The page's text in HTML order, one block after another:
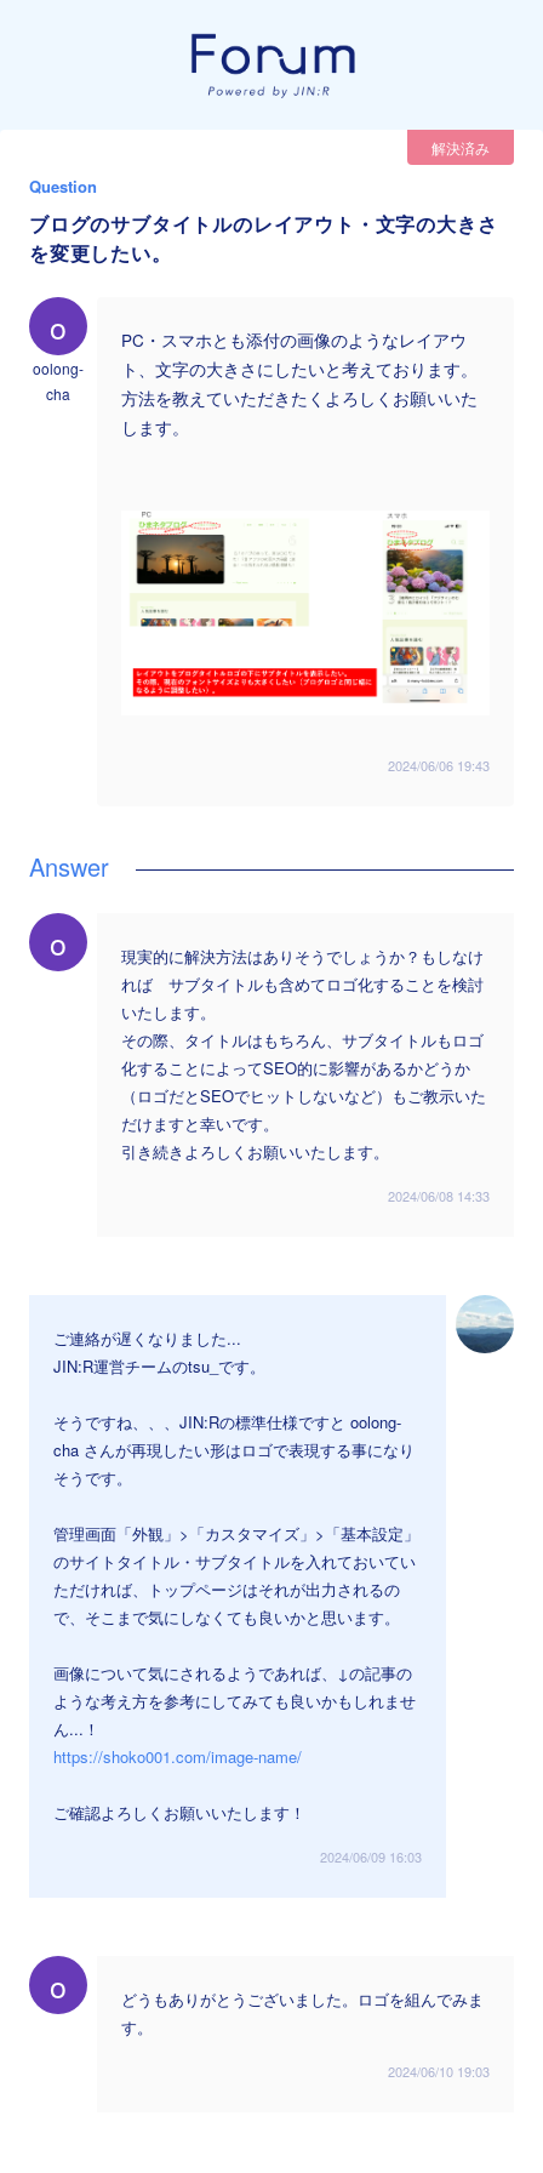
解決済み
Question
ブログのサブタイトルのレイアウト・文字の大きさ
を変更したい。
o
oolong-
cha
PC・スマホとも添付の画像のようなレイアウ
ト、文字の大きさにしたいと考えております。
方法を教えていただきたくよろしくお願いいた
します。
2024/06/06 19:43
o
現実的に解決方法はありそうでしょうか？もしなけ
れば サブタイトルも含めてロゴ化することを検討
いたします。
その際、タイトルはもちろん、サブタイトルもロゴ
化することによってSEO的に影響があるかどうか
（ロゴだとSEOでヒットしないなど）もご教示いた
だけますと幸いです。
引き続きよろしくお願いいたします。
2024/06/08 14:33
ご連絡が遅くなりました...
JIN:R運営チームのtsu_です。
そうですね、、、JIN:Rの標準仕様ですと oolong-
cha さんが再現したい形はロゴで表現する事になり
そうです。
管理画面「外観」>「カスタマイズ」>「基本設定」
のサイトタイトル・サブタイトルを入れておいてい
ただければ、トップページはそれが出力されるの
で、そこまで気にしなくても良いかと思います。
画像について気にされるようであれば、↓の記事の
ような考え方を参考にしてみても良いかもしれませ
ん...！
https://shoko001.com/image-name/
ご確認よろしくお願いいたします！
2024/06/09 16:03
o
どうもありがとうございました。ロゴを組んでみま
す。
2024/06/10 19:03